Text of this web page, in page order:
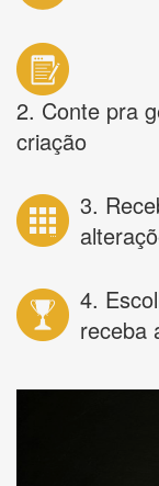
2. Conte pra
criação
3.
4.
receba